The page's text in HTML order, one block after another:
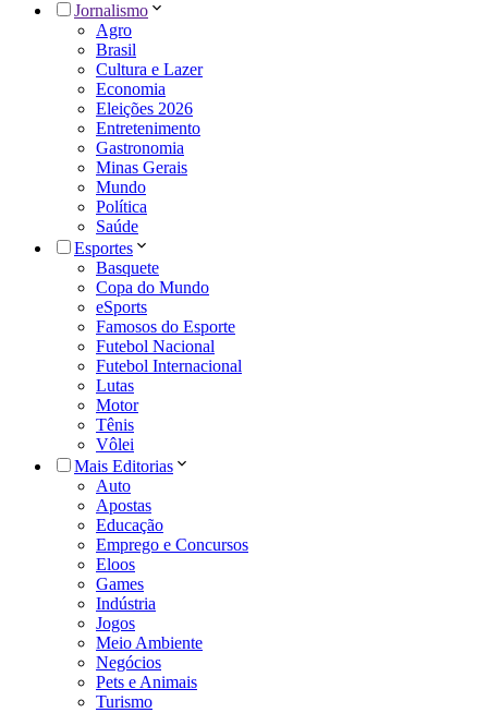
Jornalismo
Agro
Brasil
Cultura e Lazer
Economia
Eleições 2026
Entretenimento
Gastronomia
Minas Gerais
Mundo
Política
Saúde
Esportes
Basquete
Copa do Mundo
eSports
Famosos do Esporte
Futebol Nacional
Futebol Internacional
Lutas
Motor
Tênis
Vôlei
Mais Editorias
Auto
Apostas
Educação
Emprego e Concursos
Eloos
Games
Indústria
Jogos
Meio Ambiente
Negócios
Pets e Animais
Turismo